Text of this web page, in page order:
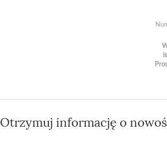
Otrzymuj informację o